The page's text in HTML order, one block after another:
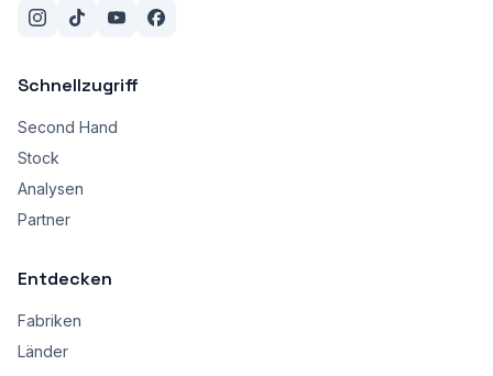
Schnellzugriff
Second Hand
Stock
Analysen
Partner
Entdecken
Fabriken
Länder